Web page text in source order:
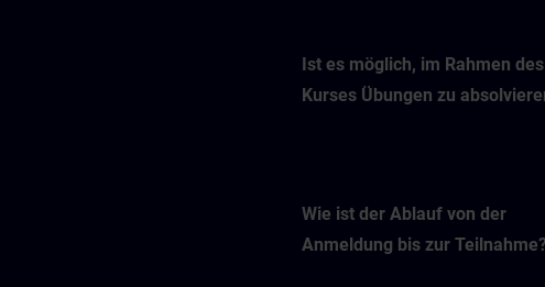
Ist es möglich, im Rahmen des
Kurses Übungen zu
Wie ist der Ablauf von der
Anmeldung bis zur Teilnahme?